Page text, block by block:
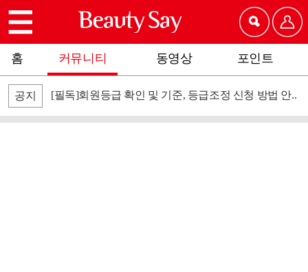
홈 커뮤니티 동영상 포인트
공지 [필독]회원등급 확인 및 기준, 등급조정 신청 방법 안..